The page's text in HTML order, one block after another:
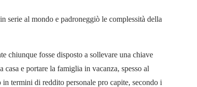
al mondo e padroneggiò le complessità della
chiunque fosse disposto a sollevare una chiave
casa e portare la famiglia in vacanza, spesso al
termini di reddito personale pro capite, secondo i